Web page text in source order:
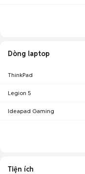
Dòng laptop
ThinkPad
Legion 5
Ideapad Gaming
Tiện ích